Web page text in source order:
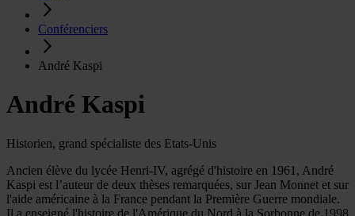
Conférenciers
André Kaspi
André Kaspi
Historien, grand spécialiste des Etats-Unis
Ancien élève du lycée Henri-IV, agrégé d'histoire en 1961, André
Kaspi est l’auteur de deux thèses remarquées, sur Jean Monnet et sur
l'aide américaine à la France pendant la Première Guerre mondiale.
Il a enseigné l'histoire de l'Amérique du Nord à la Sorbonne de 1998